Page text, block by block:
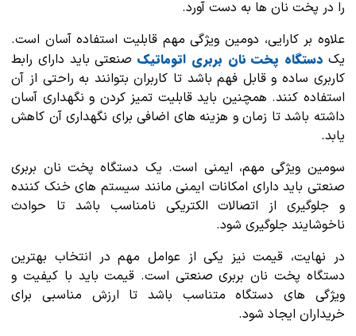
را در پخت نان ها به دست آورد.
علاوه بر کارایی، دومین ویژگی مهم قابلیت استفاده آسان است.
یک دستگاه پخت نان بربری اتوماتیکصنعتی باید دارای رابط
کاربری ساده و قابل فهم باشد تا کاربران بتوانند به راحتی از آن
استفاده کنند. همچنین باید قابلیت تمیز کردن و نگهداری آسان
داشته باشد تا زمان و هزینه های اضافی برای نگهداری آن کاهش
یابد.
سومین ویژگی مهم، ایمنی است. یک دستگاه پخت نان بربری
صنعتی باید دارای امکانات ایمنی مانند سیستم های خنک کننده
و جلوگیری از اتصالات الکتریکی نامناسب باشد تا حوادث
ناخوشایند جلوگیری شود.
در نهایت، قیمت نیز یکی از عوامل مهم در انتخاب بهترین
دستگاه پخت نان بربری صنعتی است. قیمت باید با کیفیت و
ویژگی های دستگاه متناسب باشد تا ارزش مناسبی برای
خریداران ایجاد شود.